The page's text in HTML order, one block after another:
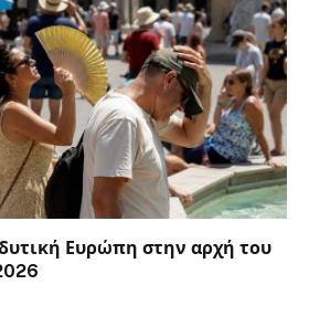
Ευρώπη στην αρχή του